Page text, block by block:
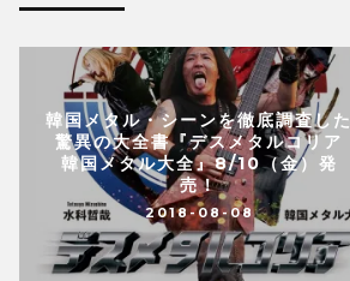
韓国メタル・シーンを徹底調査した
驚異の大全書『デスメタルコリア
韓国メタル大全』8/10（金）発
売！
2018-08-08